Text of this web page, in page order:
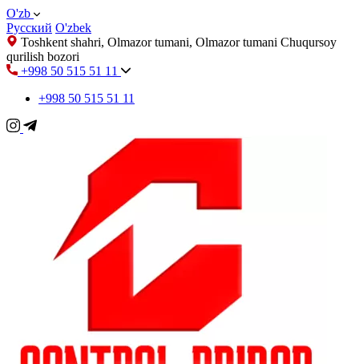
O'zb
Русский O'zbek
Toshkent shahri, Olmazor tumani, Olmazor tumani Chuqursoy
qurilish bozori
+998 50 515 51 11
+998 50 515 51 11